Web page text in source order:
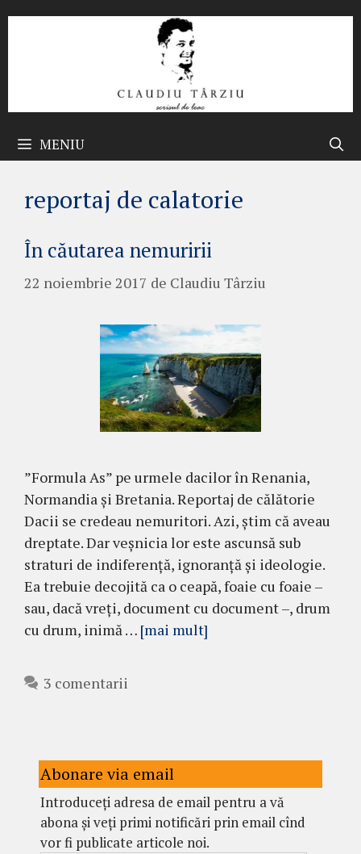
MENIU
reportaj de calatorie
În căutarea nemuririi
22 noiembrie 2017 de Claudiu Târziu
”Formula As” pe urmele dacilor în Renania,
Normandia și Bretania. Reportaj de călătorie
Dacii se credeau nemuritori. Azi, știm că aveau
dreptate. Dar veșnicia lor este ascunsă sub
straturi de indiferență, ignoranță și ideologie.
Ea trebuie decojită ca o ceapă, foaie cu foaie –
sau, dacă vreți, document cu document –, drum
cu drum, inimă … [mai mult]
3 comentarii
Abonare via email
Introduceți adresa de email pentru a vă
abona și veți primi notificări prin email cînd
vor fi publicate articole noi.